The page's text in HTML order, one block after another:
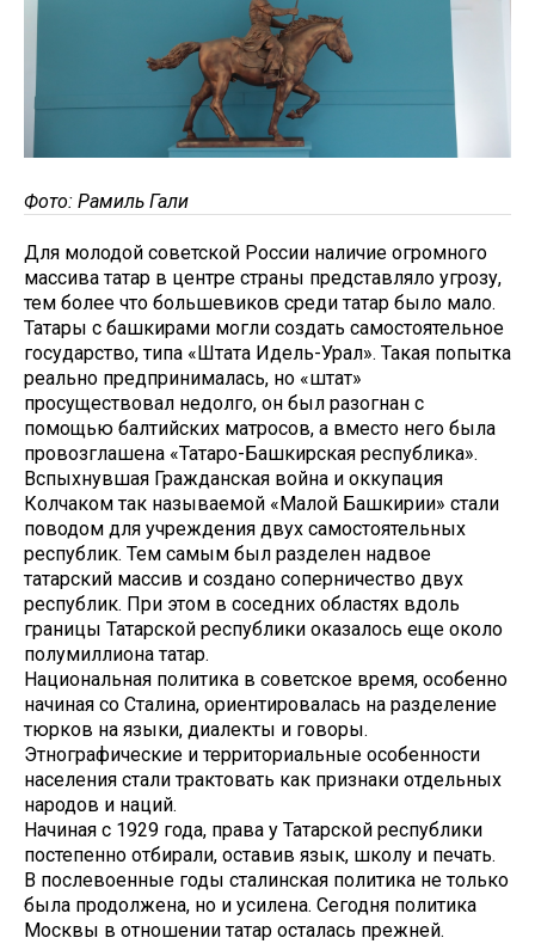
Фото: Рамиль Гали
Для молодой советской России наличие огромного
массива татар в центре страны представляло угрозу,
тем более что большевиков среди татар было мало.
Татары с башкирами могли создать самостоятельное
государство, типа «Штата Идель-Урал». Такая попытка
реально предпринималась, но «штат»
просуществовал недолго, он был разогнан с
помощью балтийских матросов, а вместо него была
провозглашена «Татаро-Башкирская республика».
Вспыхнувшая Гражданская война и оккупация
Колчаком так называемой «Малой Башкирии» стали
поводом для учреждения двух самостоятельных
республик. Тем самым был разделен надвое
татарский массив и создано соперничество двух
республик. При этом в соседних областях вдоль
границы Татарской республики оказалось еще около
полумиллиона татар.
Национальная политика в советское время, особенно
начиная со Сталина, ориентировалась на разделение
тюрков на языки, диалекты и говоры.
Этнографические и территориальные особенности
населения стали трактовать как признаки отдельных
народов и наций.
Начиная с 1929 года, права у Татарской республики
постепенно отбирали, оставив язык, школу и печать.
В послевоенные годы сталинская политика не только
была продолжена, но и усилена. Сегодня политика
Москвы в отношении татар осталась прежней.